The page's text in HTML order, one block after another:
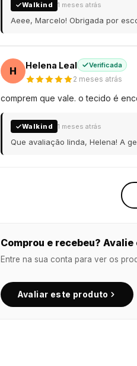
Walkind 1 meses atrás
Aeee, Marcelo! Obrigada por
H Helena Leal Verificada
2 meses atrás
comprem que vale. o tecido é
Walkind 1 meses atrás
Que avaliação linda, Helena! A
Comprou e recebeu?
Entre na sua conta para ver os
Avaliar este produto